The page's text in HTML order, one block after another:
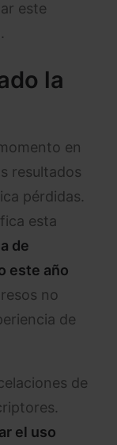
este
la
en
resultados
pérdidas.
esta
de
este año
no
de
de
el uso